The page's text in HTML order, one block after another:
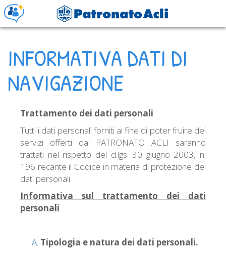
INFORMATIVA DATI DI
NAVIGAZIONE
Trattamento dei dati personali
Tutti i dati personali forniti al fine di poter fruire dei
servizi offerti dal PATRONATO ACLI saranno
trattati nel rispetto del d.lgs. 30 giugno 2003, n.
196 recante il Codice in materia di protezione dei
dati personali.
Informativa sul trattamento dei dati
personali
Tipologia e natura dei dati personali.